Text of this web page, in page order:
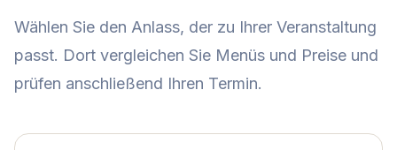
Wählen Sie den Anlass, der zu Ihrer Veranstaltung
passt. Dort vergleichen Sie Menüs und Preise und
prüfen anschließend Ihren Termin.